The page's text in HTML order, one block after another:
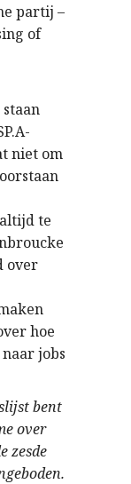
partij –
of
niet om
te
over
hoe
jobs
bent
over
zesde